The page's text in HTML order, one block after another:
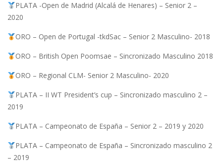
PLATA -Open de Madrid (Alcalá de Henares) – Senior 2 –
2020
ORO – Open de Portugal -tkdSac – Senior 2 Masculino- 2018
ORO – British Open Poomsae – Sincronizado Masculino 2018
ORO – Regional CLM- Senior 2 Masculino- 2020
PLATA – II WT President’s cup – Sincronizado masculino 2 –
2019
PLATA – Campeonato de España – Senior 2 – 2019 y 2020
PLATA – Campeonato de España – Sincronizado masculino 2
– 2019